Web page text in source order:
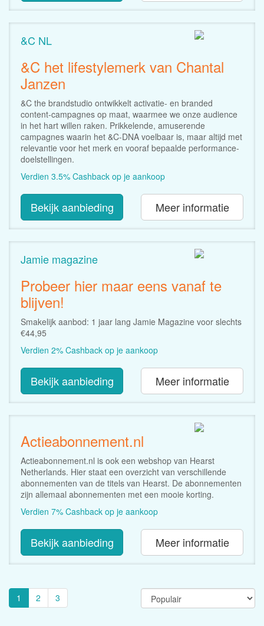
&C NL
&C het lifestylemerk van Chantal
Janzen
&C the brandstudio ontwikkelt activatie- en branded
content-campagnes op maat, waarmee we onze audience
in het hart willen raken. Prikkelende, amuserende
campagnes waarin het &C-DNA voelbaar is, maar altijd met
relevantie voor het merk en vooraf bepaalde performance-
doelstellingen.
Verdien 3.5% Cashback op je aankoop
Bekijk aanbieding Meer informatie
Jamie magazine
Probeer hier maar eens vanaf te
blijven!
Smakelijk aanbod: 1 jaar lang Jamie Magazine voor slechts
€44,95
Verdien 2% Cashback op je aankoop
Bekijk aanbieding Meer informatie
Actieabonnement.nl
Actieabonnement.nl is ook een webshop van Hearst
Netherlands. Hier staat een overzicht van verschillende
abonnementen van de titels van Hearst. De abonnementen
zijn allemaal abonnementen met een mooie korting.
Verdien 7% Cashback op je aankoop
Bekijk aanbieding Meer informatie
1 2 3